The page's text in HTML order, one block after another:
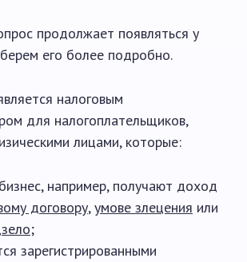
продолжает появляться у
его более подробно.
налоговым
для налогоплательщиков,
лицами, которые:
например, получают доход
договору,умове злецения или
;
зарегистрированными